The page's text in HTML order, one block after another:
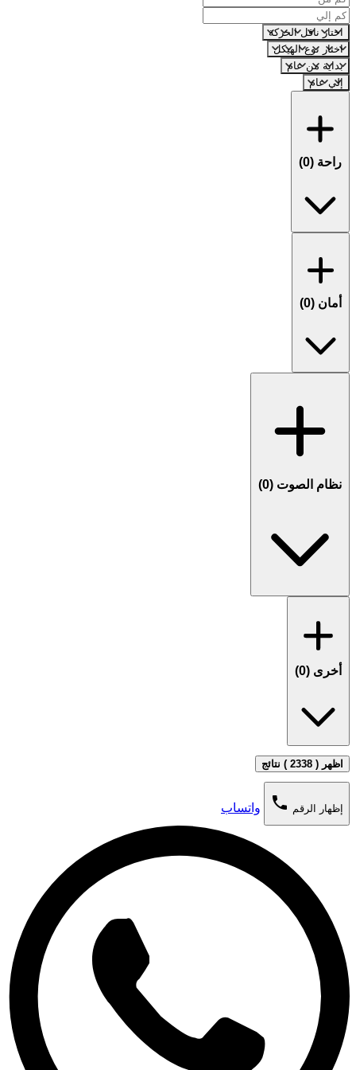
اختار ناقل الحركة
اختار نوع الهيكل
بداية من عام
إلي عام
راحة (0
)
أمان (0
)
نظام الصوت (0
)
أخرى (0
)
اظهر ( 2338 ) نتائج
إظهار الرقم phone واتساب